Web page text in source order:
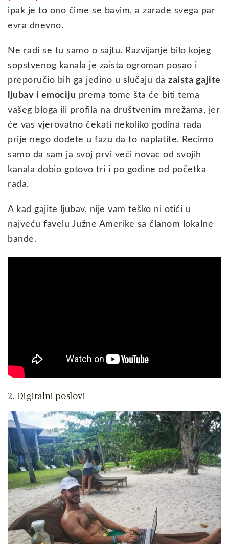
ipak je to ono čime se bavim, a zarade svega par
evra dnevno.
Ne radi se tu samo o sajtu. Razvijanje bilo kojeg
sopstvenog kanala je zaista ogroman posao i
preporučio bih ga jedino u slučaju da zaista gajite
ljubav i emociju prema tome šta će biti tema
vašeg bloga ili profila na društvenim mrežama, jer
će vas vjerovatno čekati nekoliko godina rada
prije nego dođete u fazu da to naplatite. Recimo
samo da sam ja svoj prvi veći novac od svojih
kanala dobio gotovo tri i po godine od početka
rada.
A kad gajite ljubav, nije vam teško ni otići u
najveću favelu Južne Amerike sa članom lokalne
bande.
2. Digitalni poslovi